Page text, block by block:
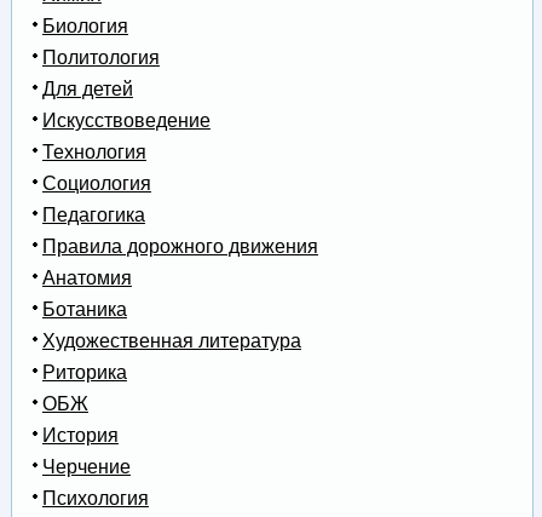
Биология
Политология
Для детей
Искусствоведение
Технология
Социология
Педагогика
Правила дорожного движения
Анатомия
Ботаника
Художественная литература
Риторика
ОБЖ
История
Черчение
Психология